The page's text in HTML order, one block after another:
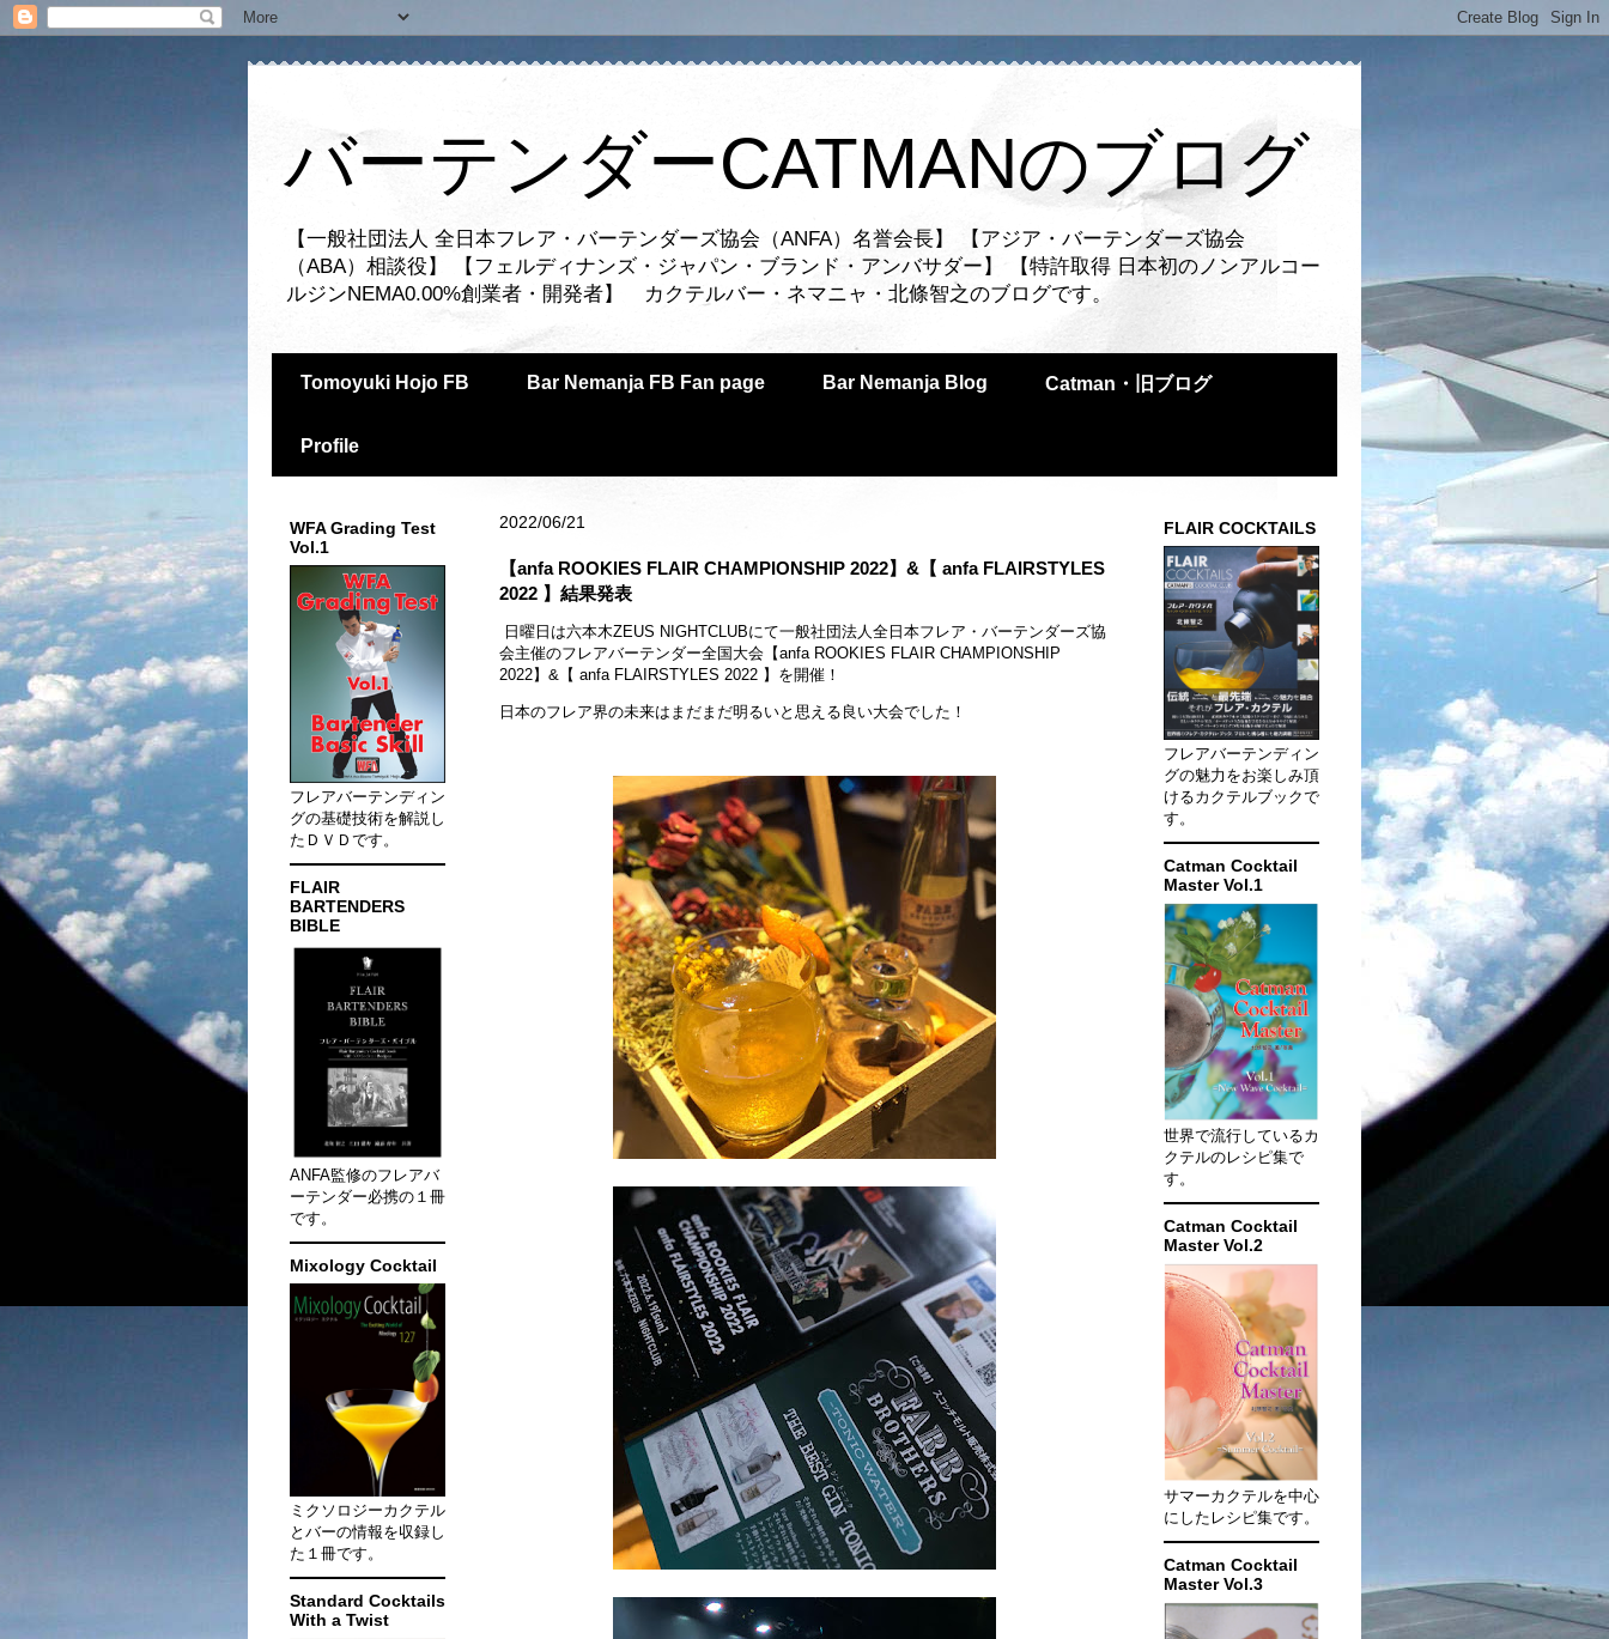
バーテンダーCATMANのブログ
【一般社団法人 全日本フレア・バーテンダーズ協会（ANFA）名誉会長】 【アジア・バーテンダーズ協会
（ABA）相談役】 【フェルディナンズ・ジャパン・ブランド・アンバサダー】 【特許取得 日本初のノンアルコー
ルジンNEMA0.00%創業者・開発者】 カクテルバー・ネマニャ・北條智之のブログです。
Tomoyuki Hojo FB Bar Nemanja FB Fan page Bar Nemanja Blog Catman・旧ブログ
Profile
2022/06/21
【anfa ROOKIES FLAIR CHAMPIONSHIP 2022】&【 anfa FLAIRSTYLES
2022 】結果発表
日曜日は六本木ZEUS NIGHTCLUBにて一般社団法人全日本フレア・バーテンダーズ協
会主催のフレアバーテンダー全国大会【anfa ROOKIES FLAIR CHAMPIONSHIP
2022】&【 anfa FLAIRSTYLES 2022 】を開催！
日本のフレア界の未来はまだまだ明るいと思える良い大会でした！
WFA Grading Test
Vol.1
フレアバーテンディン
グの基礎技術を解説し
たＤＶＤです。
FLAIR
BARTENDERS
BIBLE
ANFA監修のフレアバ
ーテンダー必携の１冊
です。
Mixology Cocktail
ミクソロジーカクテル
とバーの情報を収録し
た１冊です。
Standard Cocktails
With a Twist
FLAIR COCKTAILS
フレアバーテンディン
グの魅力をお楽しみ頂
けるカクテルブックで
す。
Catman Cocktail
Master Vol.1
世界で流行しているカ
クテルのレシピ集で
す。
Catman Cocktail
Master Vol.2
サマーカクテルを中心
にしたレシピ集です。
Catman Cocktail
Master Vol.3